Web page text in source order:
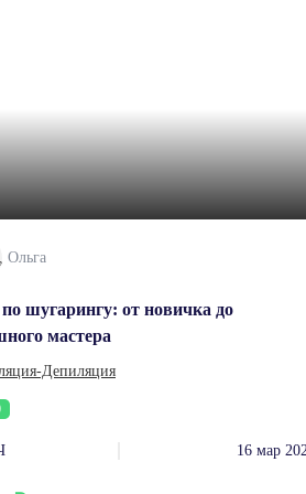
Ольга
шугарингу: от новичка до
мастера
Депиляция
16 мар